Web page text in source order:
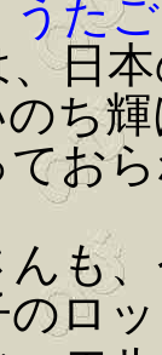
うた
日
のち
お
も
ロ